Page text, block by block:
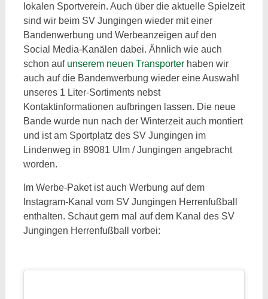
lokalen Sportverein. Auch über die aktuelle Spielzeit
sind wir beim SV Jungingen wieder mit einer
Bandenwerbung und Werbeanzeigen auf den
Social Media-Kanälen dabei. Ähnlich wie auch
schon auf unserem neuen Transporterhaben wir
auch auf die Bandenwerbung wieder eine Auswahl
unseres 1 Liter-Sortiments nebst
Kontaktinformationen aufbringen lassen. Die neue
Bande wurde nun nach der Winterzeit auch montiert
und ist am Sportplatz des SV Jungingen im
Lindenweg in 89081 Ulm / Jungingen angebracht
worden.
Im Werbe-Paket ist auch Werbung auf dem
Instagram-Kanal vom SV Jungingen Herrenfußball
enthalten. Schaut gern mal auf dem Kanal des SV
Jungingen Herrenfußball vorbei: